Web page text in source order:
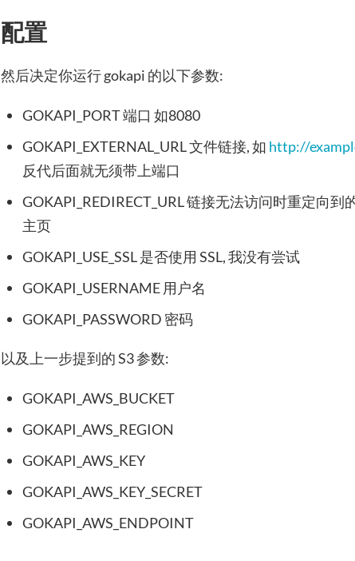
配置
然后决定你运行 gokapi 的以下参数:
GOKAPI_PORT 端口 如8080
GOKAPI_EXTERNAL_URL 文件链接, 如 http://
反代后面就无须带上端口
GOKAPI_REDIRECT_URL 链接无法访问时重定向到
主页
GOKAPI_USE_SSL 是否使用 SSL, 我没有尝试
GOKAPI_USERNAME 用户名
GOKAPI_PASSWORD 密码
以及上一步提到的 S3 参数:
GOKAPI_AWS_BUCKET
GOKAPI_AWS_REGION
GOKAPI_AWS_KEY
GOKAPI_AWS_KEY_SECRET
GOKAPI_AWS_ENDPOINT